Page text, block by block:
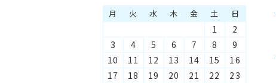
月 火 水 木 金 土 日
1
2
3
4 5 6 7 8
9
10
11 12 13 14 15
16
17
18 19 20 21 22
23